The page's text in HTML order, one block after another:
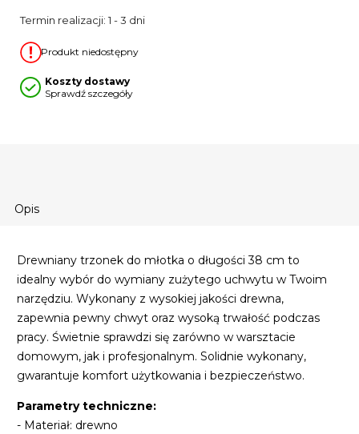
Opis
Drewniany trzonek do młotka o długości 38 cm to
idealny wybór do wymiany zużytego uchwytu w Twoim
narzędziu. Wykonany z wysokiej jakości drewna,
zapewnia pewny chwyt oraz wysoką trwałość podczas
pracy. Świetnie sprawdzi się zarówno w warsztacie
domowym, jak i profesjonalnym. Solidnie wykonany,
gwarantuje komfort użytkowania i bezpieczeństwo.
Parametry techniczne:
- Materiał: drewno
Termin realizacji: 1 - 3 dni
Produkt niedostępny
Koszty dostawy
Sprawdź szczegóły